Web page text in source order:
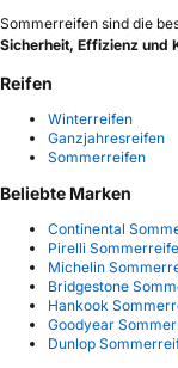
Sommerreifen sind die
Sicherheit, Effizienz und
Reifen
Winterreifen
Ganzjahresreifen
Sommerreifen
Beliebte Marken
Continental
Pirelli
Michelin
Bridgestone
Hankook
Goodyear
Dunlop